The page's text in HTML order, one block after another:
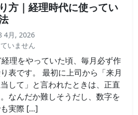
方｜経理時代に使ってい
4月, 2026
いません
理をやっていた頃、毎月必ず作
表です。 最初に上司から「来月
して」と言われたときは、正直
なんだか難しそうだし、数字を
実際 […]